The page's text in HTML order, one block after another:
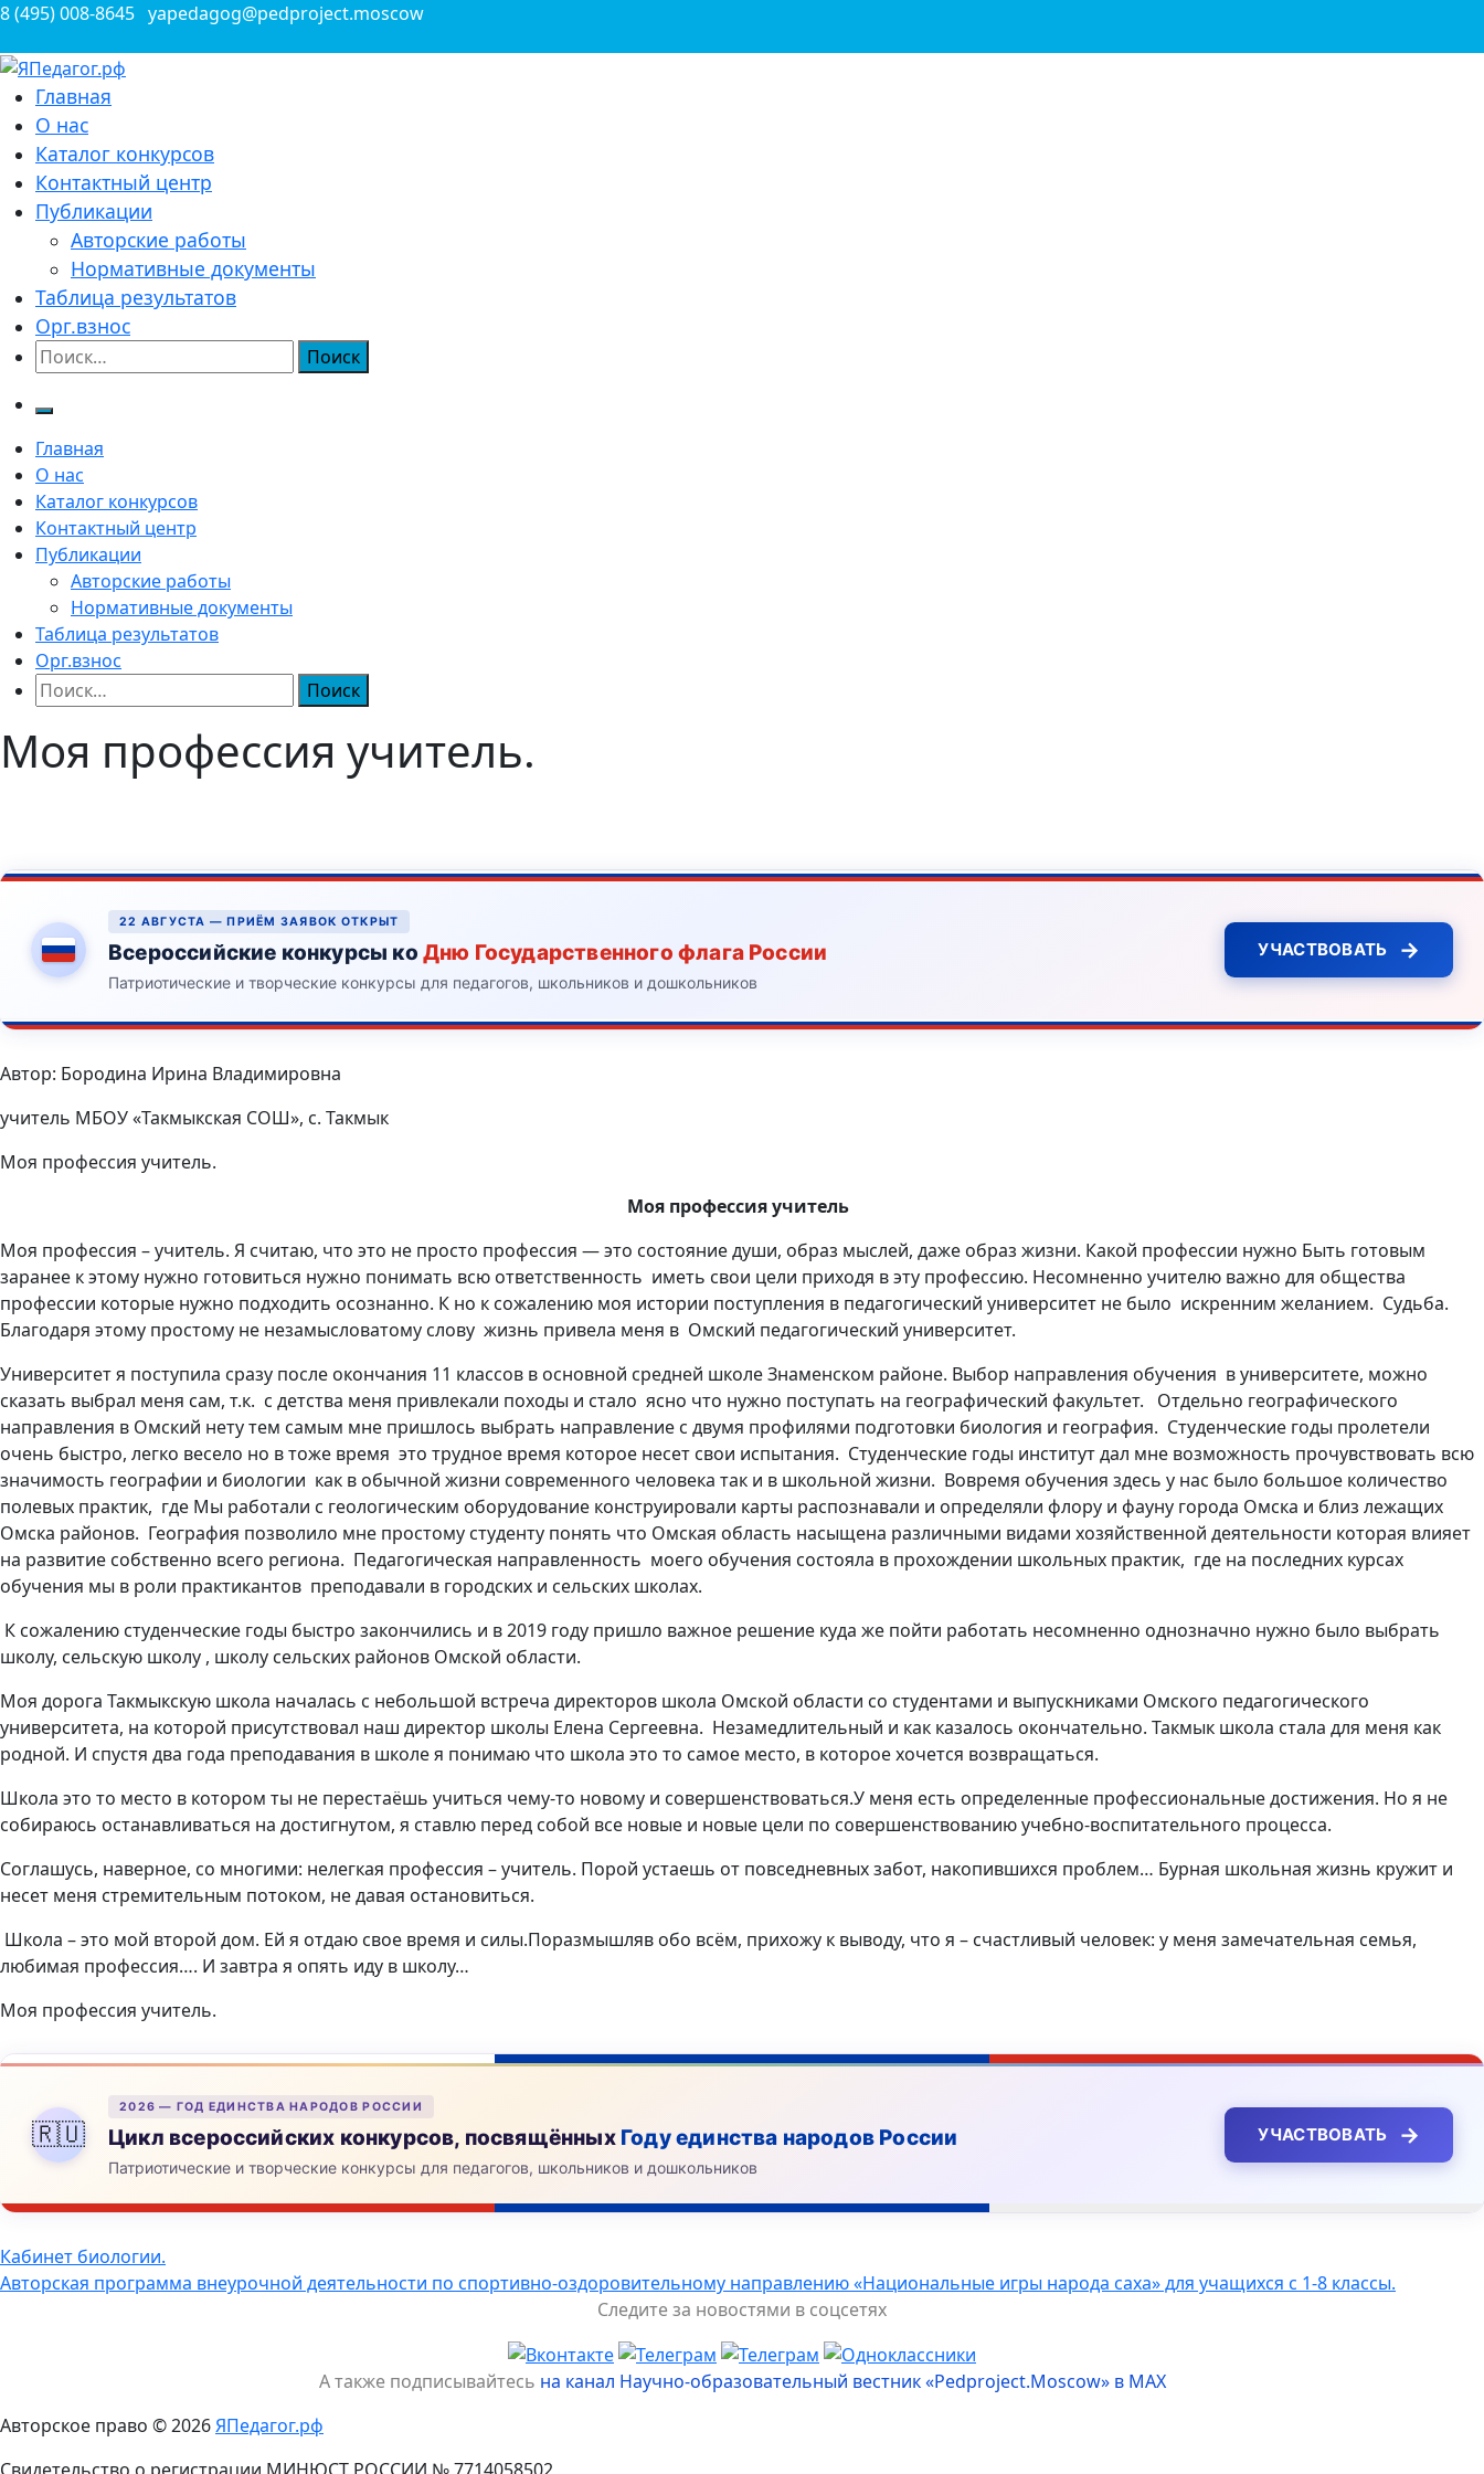
Перейти
содержимому
8 (495) 008-8645 yapedagog@pedproject.moscow
ЯПедагог.рф
Всероссийские конкурсы для педагогов
Главная
О нас
Каталог конкурсов
Контактный центр
Публикации
Авторские работы
Нормативные документы
Таблица результатов
Орг.взнос
Найти:
Главная
О нас
Каталог конкурсов
Контактный центр
Публикации
Авторские работы
Нормативные документы
Таблица результатов
Орг.взнос
Найти:
Моя профессия учитель.
22 АВГУСТА — ПРИЁМ ЗАЯВОК ОТКРЫТ
Всероссийские конкурсы ко Дню Государственного флага России
Патриотические и творческие конкурсы для педагогов, школьников и дошкольников
УЧАСТВОВАТЬ →
Автор: Бородина Ирина Владимировна
учитель МБОУ «Такмыкская СОШ», с. Такмык
Моя профессия учитель.
Моя профессия учитель
Моя профессия – учитель. Я считаю, что это не просто профессия — это состояние души, образ мыслей, даже образ жизни. Какой профессии нужно Быть готовым
заранее к этому нужно готовиться нужно понимать всю ответственность иметь свои цели приходя в эту профессию. Несомненно учителю важно для общества
профессии которые нужно подходить осознанно. К но к сожалению моя истории поступления в педагогический университет не было искренним желанием. Судьба.
Благодаря этому простому не незамысловатому слову жизнь привела меня в Омский педагогический университет.
Университет я поступила сразу после окончания 11 классов в основной средней школе Знаменском районе. Выбор направления обучения в университете, можно
сказать выбрал меня сам, т.к. с детства меня привлекали походы и стало ясно что нужно поступать на географический факультет. Отдельно географического
направления в Омский нету тем самым мне пришлось выбрать направление с двумя профилями подготовки биология и география. Студенческие годы пролетели
очень быстро, легко весело но в тоже время это трудное время которое несет свои испытания. Студенческие годы институт дал мне возможность прочувствовать всю
значимость географии и биологии как в обычной жизни современного человека так и в школьной жизни. Вовремя обучения здесь у нас было большое количество
полевых практик, где Мы работали с геологическим оборудование конструировали карты распознавали и определяли флору и фауну города Омска и близ лежащих
Омска районов. География позволило мне простому студенту понять что Омская область насыщена различными видами хозяйственной деятельности которая влияет
на развитие собственно всего региона. Педагогическая направленность моего обучения состояла в прохождении школьных практик, где на последних курсах
обучения мы в роли практикантов преподавали в городских и сельских школах.
К сожалению студенческие годы быстро закончились и в 2019 году пришло важное решение куда же пойти работать несомненно однозначно нужно было выбрать
школу, сельскую школу , школу сельских районов Омской области.
Моя дорога Такмыкскую школа началась с небольшой встреча директоров школа Омской области со студентами и выпускниками Омского педагогического
университета, на которой присутствовал наш директор школы Елена Сергеевна. Незамедлительный и как казалось окончательно. Такмык школа стала для меня как
родной. И спустя два года преподавания в школе я понимаю что школа это то самое место, в которое хочется возвращаться.
Школа это то место в котором ты не перестаёшь учиться чему-то новому и совершенствоваться.У меня есть определенные профессиональные достижения. Но я не
собираюсь останавливаться на достигнутом, я ставлю перед собой все новые и новые цели по совершенствованию учебно-воспитательного процесса.
Соглашусь, наверное, со многими: нелегкая профессия – учитель. Порой устаешь от повседневных забот, накопившихся проблем… Бурная школьная жизнь кружит и
несет меня стремительным потоком, не давая остановиться.
Школа – это мой второй дом. Ей я отдаю свое время и силы.Поразмышляв обо всём, прихожу к выводу, что я – счастливый человек: у меня замечательная семья,
любимая профессия…. И завтра я опять иду в школу…
Моя профессия учитель.
🇷🇺
2026 — ГОД ЕДИНСТВА НАРОДОВ РОССИИ
Цикл всероссийских конкурсов, посвящённых Году единства народов России
Патриотические и творческие конкурсы для педагогов, школьников и дошкольников
УЧАСТВОВАТЬ →
Навигация
по
Кабинет биологии.
Авторская программа внеурочной деятельности по спортивно-оздоровительному направлению «Национальные игры народа саха» для учащихся с 1-8 классы.
Следите за новостями в соцсетях
А также подписывайтесь на канал Научно-образовательный вестник «Pedproject.Moscow» в MAX
Авторское право © 2026ЯПедагог.рф